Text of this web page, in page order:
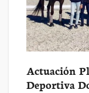
Actuación
Deportiva